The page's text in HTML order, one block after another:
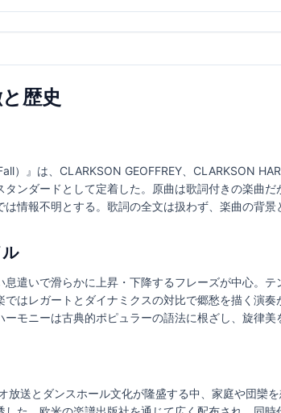
歴史
）』は、CLARKSON GEOFFREY、CLARKSON
タンダードとして定着した。原曲は歌詞付きの楽曲
情報不明とする。歌詞の全文は扱わず、楽曲の背景
息遣いで滑らかに上昇・下降するフレーズが中心。
ではレガートとダイナミクスの対比で郷愁を描く演
モニーは古典的ポピュラーの語法に根ざし、旋律美
放送とダンスホール文化が隆盛する中、家庭や団欒